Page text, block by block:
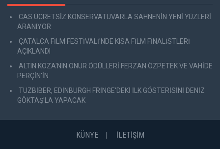
CAS ÜCRETSİZ KONSERVATUVARLA SAHNENİN YENİ YÜZLERİ
ARANIYOR
ÇATALCA FİLM FESTİVALİ'NDE KISA FİLM FİNALİSTLERİ
AÇIKLANDI
ALTIN KOZA'NIN ONUR ÖDÜLLERİ FERZAN ÖZPETEK VE VAHİDE
PERÇİN'İN
TUZBİBER, EDİNBURGH FRİNGE'DEKİ İLK GÖSTERİSİNİ DENİZ
GÖKTAŞ'LA YAPACAK
KÜNYE İLETİŞİM